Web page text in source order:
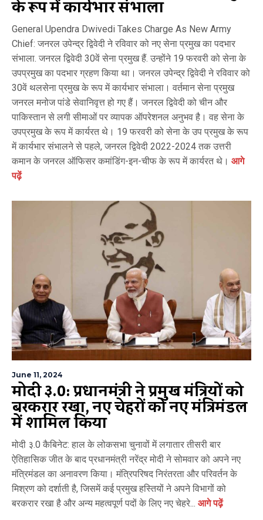
के रूप में कार्यभार संभाला
General Upendra Dwivedi Takes Charge As New Army
Chief: जनरल उपेन्द्र द्विवेदी ने रविवार को नए सेना प्रमुख का पदभार
संभाला. जनरल द्विवेदी 30वें सेना प्रमुख हैं. उन्होंने 19 फरवरी को सेना के
उपप्रमुख का पदभार ग्रहण किया था। जनरल उपेन्द्र द्विवेदी ने रविवार को
30वें थलसेना प्रमुख के रूप में कार्यभार संभाला। वर्तमान सेना प्रमुख
जनरल मनोज पांडे सेवानिवृत्त हो गए हैं। जनरल द्विवेदी को चीन और
पाकिस्तान से लगी सीमाओं पर व्यापक ऑपरेशनल अनुभव है। वह सेना के
उपप्रमुख के रूप में कार्यरत थे। 19 फरवरी को सेना के उप प्रमुख के रूप
में कार्यभार संभालने से पहले, जनरल द्विवेदी 2022-2024 तक उत्तरी
कमान के जनरल ऑफिसर कमांडिंग-इन-चीफ के रूप में कार्यरत थे। आगे
पढ़ें
June 11, 2024
मोदी ३.0: प्रधानमंत्री ने प्रमुख मंत्रियों को
बरकरार रखा, नए चेहरों को नए मंत्रिमंडल
में शामिल किया
मोदी ३.0 कैबिनेट: हाल के लोकसभा चुनावों में लगातार तीसरी बार
ऐतिहासिक जीत के बाद प्रधानमंत्री नरेंद्र मोदी ने सोमवार को अपने नए
मंत्रिमंडल का अनावरण किया। मंत्रिपरिषद निरंतरता और परिवर्तन के
मिश्रण को दर्शाती है, जिसमें कई प्रमुख हस्तियों ने अपने विभागों को
बरकरार रखा है और अन्य महत्वपूर्ण पदों के लिए नए चेहरे... आगे पढ़ें